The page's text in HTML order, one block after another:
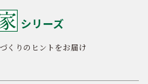
シリーズ
くりのヒントをお届け